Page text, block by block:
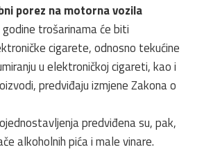
porez na motorna vozila
trošarinama će biti
cigarete, odnosno tekućine
u elektroničkoj cigareti, kao i
predviđaju izmjene Zakona o
predviđena su, pak,
alkoholnih pića i male vinare.